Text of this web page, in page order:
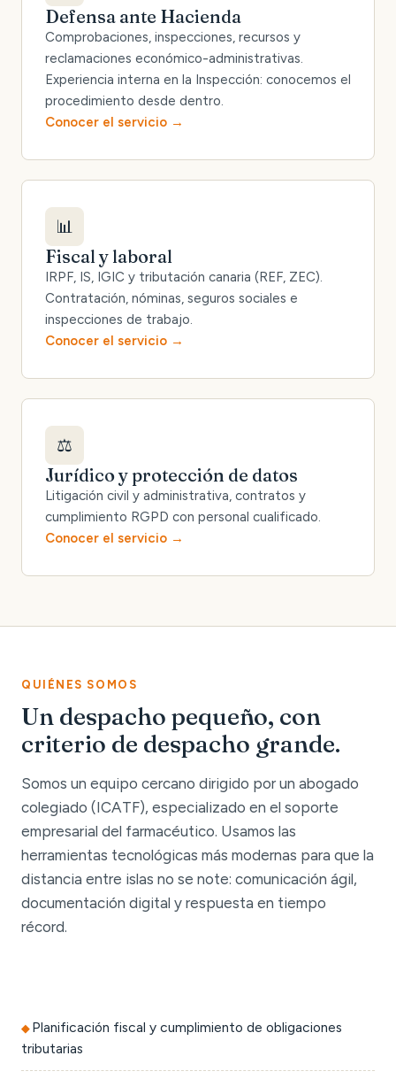
Defensa ante Hacienda
Comprobaciones, inspecciones, recursos y
reclamaciones económico-administrativas.
Experiencia interna en la Inspección: conocemos el
procedimiento desde dentro.
Conocer el servicio
📊
Fiscal y laboral
IRPF, IS, IGIC y tributación canaria (REF, ZEC).
Contratación, nóminas, seguros sociales e
inspecciones de trabajo.
Conocer el servicio
⚖️
Jurídico y protección de datos
Litigación civil y administrativa, contratos y
cumplimiento RGPD con personal cualificado.
Conocer el servicio
QUIÉNES SOMOS
Un despacho pequeño, con
criterio de despacho grande.
Somos un equipo cercano dirigido por un abogado
colegiado (ICATF), especializado en el soporte
empresarial del farmacéutico. Usamos las
herramientas tecnológicas más modernas para que la
distancia entre islas no se note: comunicación ágil,
documentación digital y respuesta en tiempo
récord.
Planificación fiscal y cumplimiento de obligaciones
tributarias